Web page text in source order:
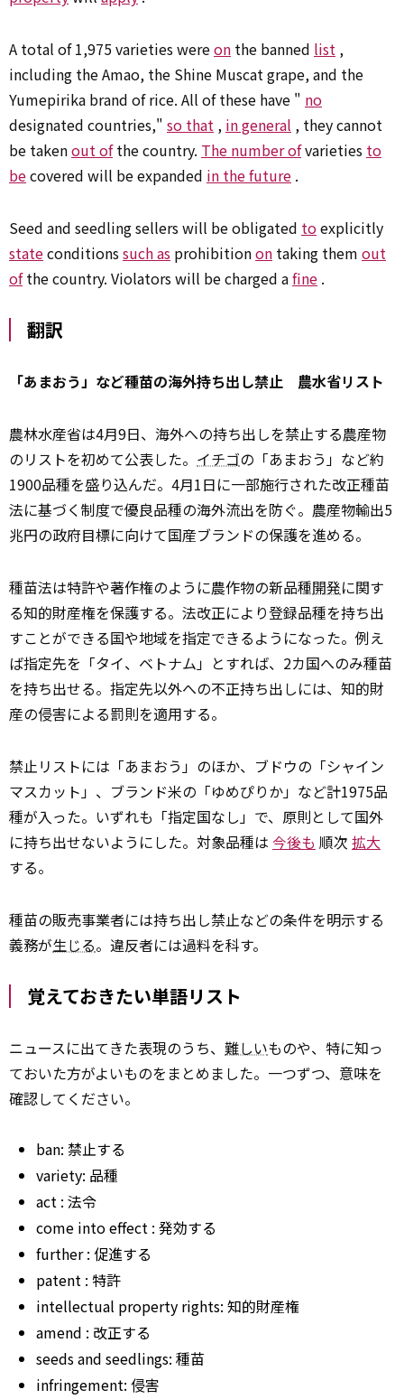
A total of 1,975 varieties wereon the banned list ,
including the Amao, the Shine Muscat grape, and the
Yumepirika brand of rice. All of these have " no
designated countries," so that , in general , they cannot
be takenout ofthe country. The number ofvarieties to
becovered will be expanded in the future .
Seed and seedling sellers will be obligated toexplicitly
stateconditionssuch as prohibitionon taking them out
ofthe country. Violators will be charged afine .
翻訳
「あまおう」など種苗の海外持ち出し禁止 農水省リスト
農林水産省は4月9日、海外への持ち出しを禁止する農産物
のリストを初めて公表した。 イチゴの「あまおう」など約
1900品種を盛り込んだ。4月1日に一部施行された改正種苗
法に基づく制度で優良品種の海外流出を防ぐ。農産物輸出5
兆円の政府目標に向けて国産ブランドの保護を進める。
種苗法は特許や著作権のように農作物の新品種開発に関す
る知的財産権を保護する。法改正により登録品種を持ち出
すことができる国や地域を指定できるようになった。例え
ば指定先を「タイ、ベトナム」とすれば、2カ国へのみ種苗
を持ち出せる。指定先以外への不正持ち出しには、知的財
産の侵害による罰則を適用する。
禁止リストには「あまおう」のほか、ブドウの「シャイン
マスカット」、ブランド米の「ゆめぴりか」など計1975品
種が入った。いずれも「指定国なし」で、原則として国外
に持ち出せないようにした。対象品種は 今後も 順次 拡大
する。
種苗の販売事業者には持ち出し禁止などの条件を明示する
義務が生じる。違反者には過料を科す。
覚えておきたい単語リスト
ニュースに出てきた表現のうち、 難しいものや、特に知っ
ておいた方がよいものをまとめました。一つずつ、意味を
確認してください。
ban: 禁止する
variety: 品種
act : 法令
come intoeffect : 発効する
further: 促進する
patent : 特許
intellectual property rights: 知的財産権
amend : 改正する
seeds and seedlings: 種苗
infringement: 侵害